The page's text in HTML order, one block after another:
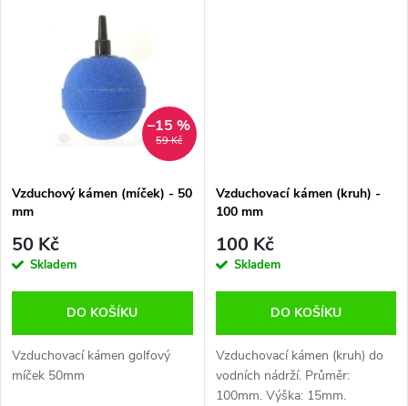
59 Kč
–15 %
Vzduchový kámen (míček) - 50
mm
50 Kč
Skladem
DO KOŠÍKU
Vzduchovací kámen golfový
míček 50mm
Vzduchovací kámen (kruh) -
100 mm
100 Kč
Skladem
DO KOŠÍKU
Vzduchovací kámen (kruh) do
vodních nádrží. Průměr:
100mm. Výška: 15mm.